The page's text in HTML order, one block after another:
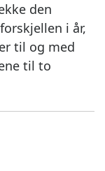
den
i år,
til og med
til to